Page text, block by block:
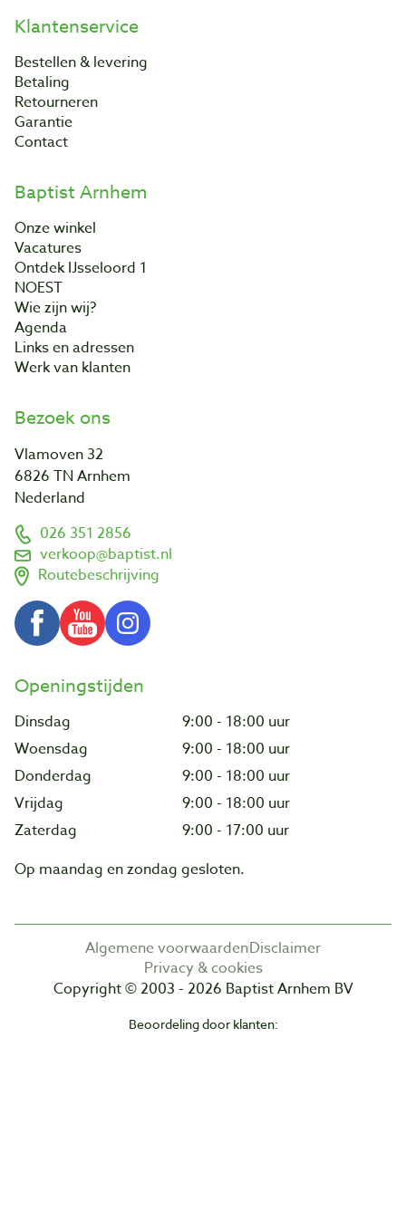
Klantenservice
Bestellen & levering
Betaling
Retourneren
Garantie
Contact
Baptist Arnhem
Onze winkel
Vacatures
Ontdek IJsseloord 1
NOEST
Wie zijn wij?
Agenda
Links en adressen
Werk van klanten
Bezoek ons
Vlamoven 32
6826 TN Arnhem
Nederland
026 351 2856
verkoop@baptist.nl
Routebeschrijving
Openingstijden
Dinsdag
9:00 - 18:00 uur
Woensdag
9:00 - 18:00 uur
Donderdag
9:00 - 18:00 uur
Vrijdag
9:00 - 18:00 uur
Zaterdag
9:00 - 17:00 uur
Op maandag en zondag gesloten.
Algemene voorwaardenDisclaimer
Privacy & cookies
Copyright © 2003 - 2026 Baptist Arnhem BV
Beoordeling door klanten: